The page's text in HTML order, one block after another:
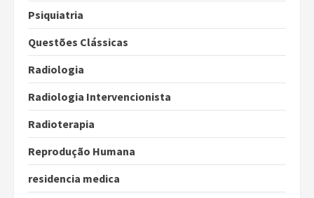
Psiquiatria
Questões Clássicas
Radiologia
Radiologia Intervencionista
Radioterapia
Reprodução Humana
residencia medica